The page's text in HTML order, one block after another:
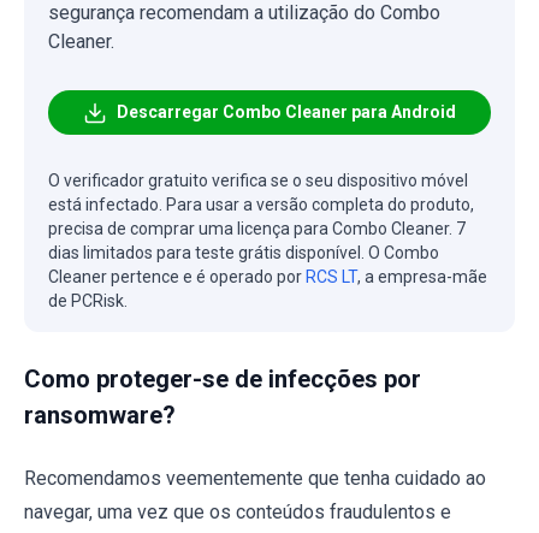
segurança recomendam a utilização do Combo
Cleaner.
Descarregar Combo Cleaner para Android
O verificador gratuito verifica se o seu dispositivo móvel
está infectado. Para usar a versão completa do produto,
precisa de comprar uma licença para Combo Cleaner. 7
dias limitados para teste grátis disponível. O Combo
Cleaner pertence e é operado por RCS LT, a empresa-mãe
de PCRisk.
Como proteger-se de infecções por
ransomware?
Recomendamos veementemente que tenha cuidado ao
navegar, uma vez que os conteúdos fraudulentos e